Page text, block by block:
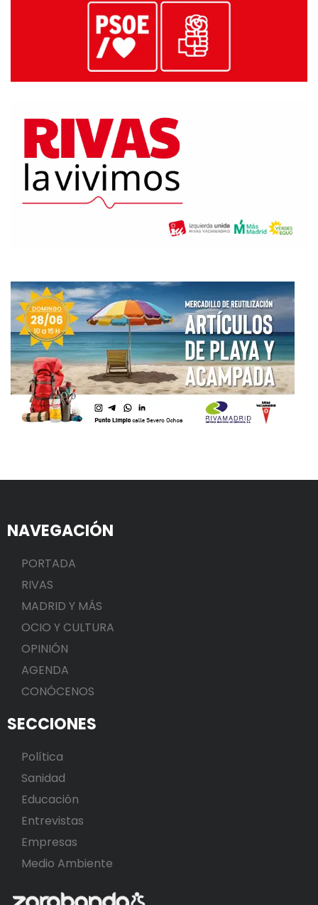
NAVEGACIÓN
PORTADA
RIVAS
MADRID Y MÁS
OCIO Y CULTURA
OPINIÓN
AGENDA
CONÓCENOS
SECCIONES
Política
Sanidad
Educación
Entrevistas
Empresas
Medio Ambiente